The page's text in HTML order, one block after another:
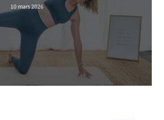
10 mars 2026